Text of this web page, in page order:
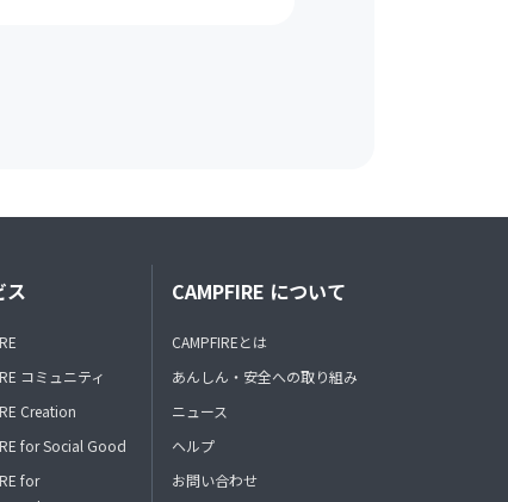
ス
コミュニティ
Creation
for Social Good
for
CAMPFIRE について
CAMPFIREとは
あんしん・安全への取り組み
ニュース
ヘルプ
お問い合わせ